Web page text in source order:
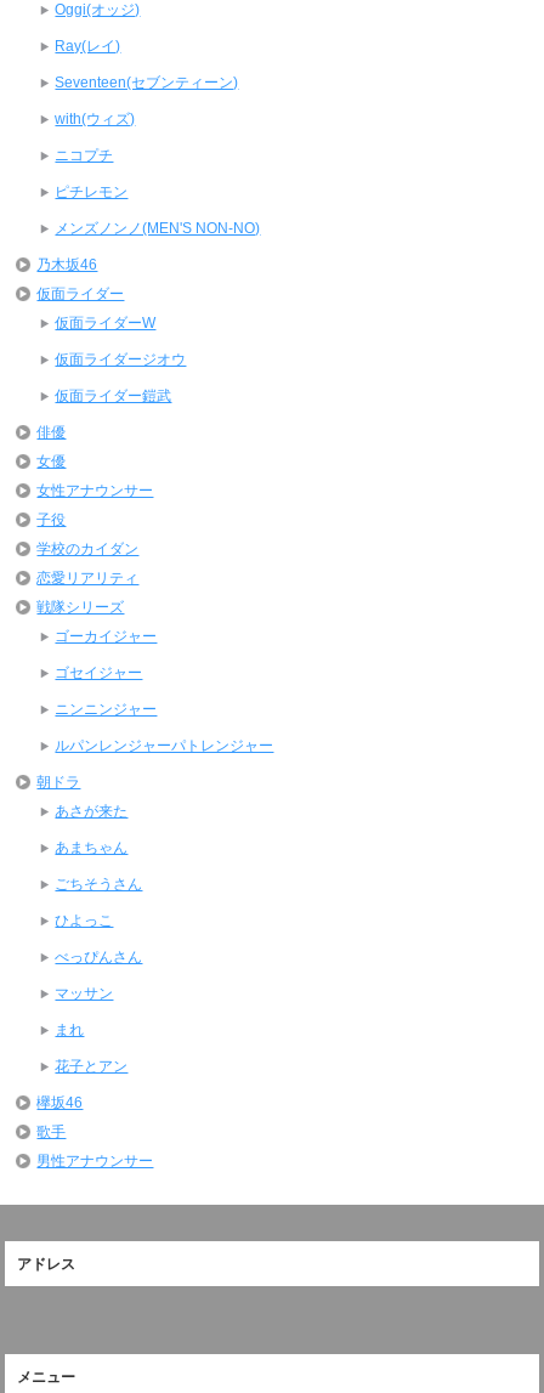
Oggi(オッジ)
Ray(レイ)
Seventeen(セブンティーン)
with(ウィズ)
ニコプチ
ピチレモン
メンズノンノ(MEN'S NON-NO)
乃木坂46
仮面ライダー
仮面ライダーW
仮面ライダージオウ
仮面ライダー鎧武
俳優
女優
女性アナウンサー
子役
学校のカイダン
恋愛リアリティ
戦隊シリーズ
ゴーカイジャー
ゴセイジャー
ニンニンジャー
ルパンレンジャーパトレンジャー
朝ドラ
あさが来た
あまちゃん
ごちそうさん
ひよっこ
べっぴんさん
マッサン
まれ
花子とアン
欅坂46
歌手
男性アナウンサー
アドレス
メニュー